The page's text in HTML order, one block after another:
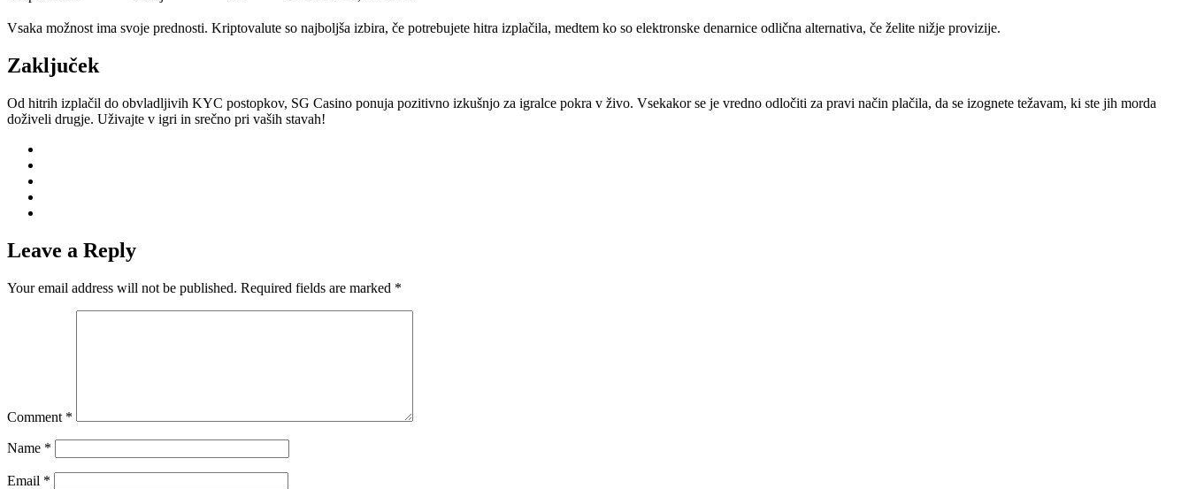
Vsaka možnost ima svoje prednosti. Kriptovalute so najboljša izbira, če potrebujete hitra izplačila, medtem ko so elektronske denarnice odlična alternativa, če želite nižje provizije.
Zaključek
Od hitrih izplačil do obvladljivih KYC postopkov, SG Casino ponuja pozitivno izkušnjo za igralce pokra v živo. Vsekakor se je vredno odločiti za pravi način plačila, da se izognete težavam, ki ste jih morda
doživeli drugje. Uživajte v igri in srečno pri vaših stavah!
Leave a Reply
Your email address will not be published. Required fields are marked *
Comment *
Name *
Email *